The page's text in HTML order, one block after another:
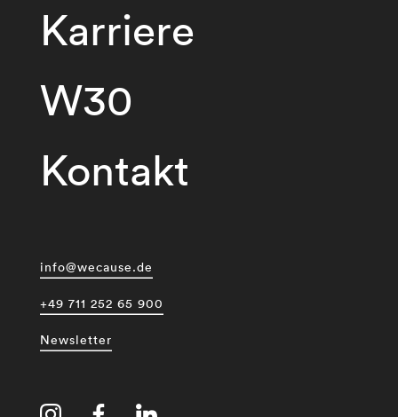
Karriere
W30
Kontakt
info@wecause.de
+49 711 252 65 900
Newsletter